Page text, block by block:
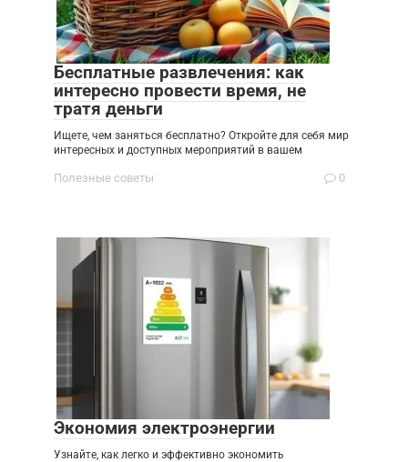
Бесплатные развлечения: как
интересно провести время, не
тратя деньги
Ищете, чем заняться бесплатно? Откройте для себя мир
интересных и доступных мероприятий в вашем
Полезные советы 0
Экономия электроэнергии
Узнайте, как легко и эффективно экономить